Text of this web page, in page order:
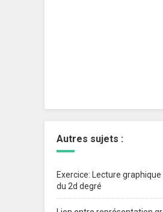
Autres sujets :
Exercice: Lecture
du 2d degré